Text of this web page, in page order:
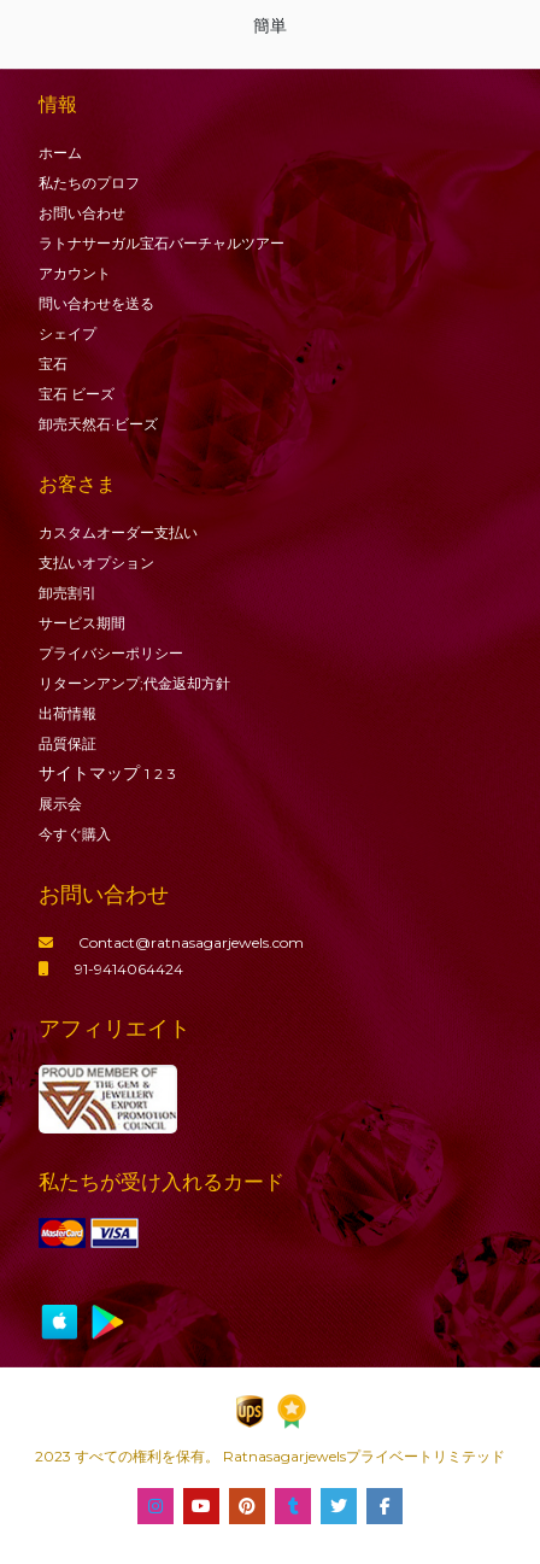
簡単
情報
ホーム
私たちのプロフ
お問い合わせ
ラトナサーガル宝石バーチャ​​ルツアー
アカウント
問い合わせを送る
シェイプ
宝石
宝石 ビーズ
卸売天然石·ビーズ
お客さま
カスタムオーダー支払い
支払いオプション
卸売割引
サービス期間
プライバシーポリシー
リターンアンプ;代金返却方針
出荷情報
品質保証
サイトマップ 1 2 3
展示会
今すぐ購入
お問い合わせ
Contact@ratnasagarjewels.com
91-9414064424
アフィリエイト
私たちが受け入れるカード
2023 すべての権利を保有。 Ratnasagarjewelsプライベートリミテッド